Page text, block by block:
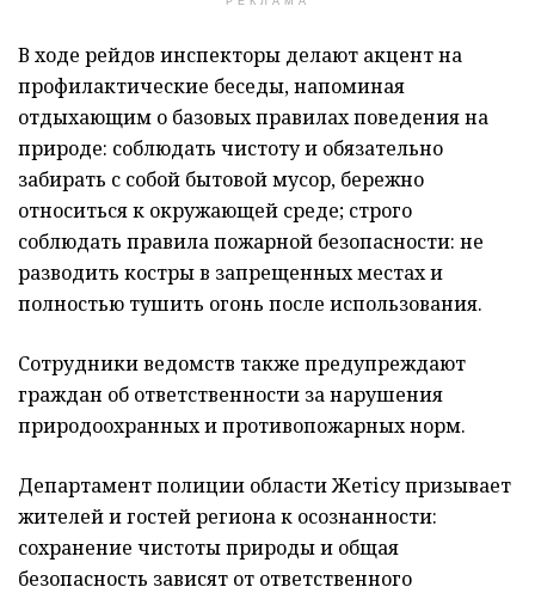
В ходе рейдов инспекторы делают акцент на
профилактические беседы, напоминая
отдыхающим о базовых правилах поведения на
природе: соблюдать чистоту и обязательно
забирать с собой бытовой мусор, бережно
относиться к окружающей среде; строго
соблюдать правила пожарной безопасности: не
разводить костры в запрещенных местах и
полностью тушить огонь после использования.
Сотрудники ведомств также предупреждают
граждан об ответственности за нарушения
природоохранных и противопожарных норм.
Департамент полиции области Жетісу призывает
жителей и гостей региона к осознанности:
сохранение чистоты природы и общая
безопасность зависят от ответственного